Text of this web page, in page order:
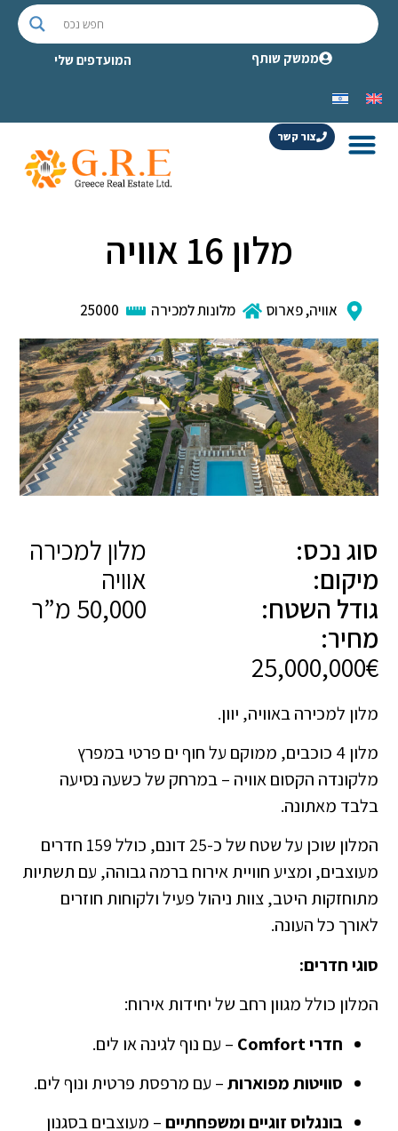
ממשק שותף המועדפים שלי
צור קשר
מלון 16 אוויה
אוויה,פארוס מלונות למכירה 25000
סוג נכס:
מלון למכירה
מיקום:
אוויה
גודל השטח:
מחיר:
25,000,000€
מלון למכירה באוויה, יוון.
מלון 4 כוכבים, ממוקם על חוף ים פרטי במפרץ
מלקונדה הקסום אוויה – במרחק של כשעה נסיעה
בלבד מאתונה.
המלון שוכן על שטח של כ-25 דונם, כולל 159 חדרים
מעוצבים, ומציע חוויית אירוח ברמה גבוהה, עם תשתיות
מתוחזקות היטב, צוות ניהול פעיל ולקוחות חוזרים
לאורך כל העונה.
סוגי חדרים:
המלון כולל מגוון רחב של יחידות אירוח:
חדרי Comfort
– עם נוף לגינה או לים.
סוויטות מפוארות– עם מרפסת פרטית ונוף לים.
בונגלוס זוגיים ומשפחתיים– מעוצבים בסגנון